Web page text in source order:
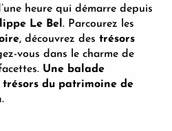
heure qui démarre depuis
Le Bel . Parcourez les
, découvrez des trésors
vous dans le charme de
Une balade
du patrimoine de
.